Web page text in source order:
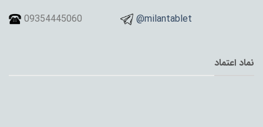
09354445060
@milantablet
نماد اعتماد